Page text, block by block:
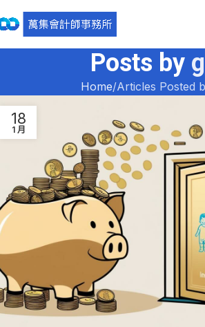
Posts by
Home Articles Posted
18
1 月